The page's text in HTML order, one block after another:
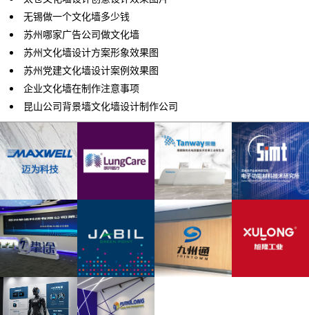
无锡做一个文化墙多少钱
苏州哪家广告公司做文化墙
苏州文化墙设计方案形象效果图
苏州党建文化墙设计案例效果图
企业文化墙在制作注意事项
昆山公司背景墙文化墙设计制作公司